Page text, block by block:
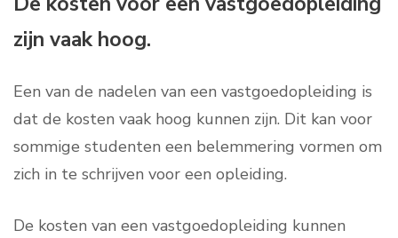
zijn vaak hoog.
Een van de nadelen van een vastgoedopleiding is
dat de kosten vaak hoog kunnen zijn. Dit kan voor
sommige studenten een belemmering vormen om
zich in te schrijven voor een opleiding.
De kosten van een vastgoedopleiding kunnen